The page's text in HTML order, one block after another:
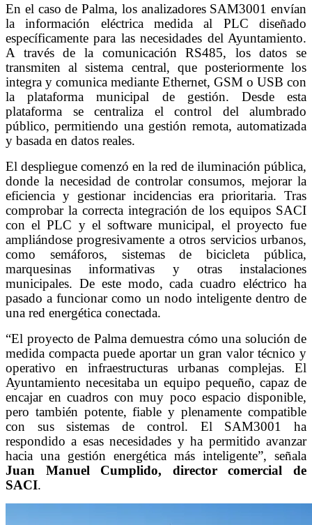
En el caso de Palma, los analizadores SAM3001 envían
la información eléctrica medida al PLC diseñado
específicamente para las necesidades del Ayuntamiento.
A través de la comunicación RS485, los datos se
transmiten al sistema central, que posteriormente los
integra y comunica mediante Ethernet, GSM o USB con
la plataforma municipal de gestión. Desde esta
plataforma se centraliza el control del alumbrado
público, permitiendo una gestión remota, automatizada
y basada en datos reales.
El despliegue comenzó en la red de iluminación pública,
donde la necesidad de controlar consumos, mejorar la
eficiencia y gestionar incidencias era prioritaria. Tras
comprobar la correcta integración de los equipos SACI
con el PLC y el software municipal, el proyecto fue
ampliándose progresivamente a otros servicios urbanos,
como semáforos, sistemas de bicicleta pública,
marquesinas informativas y otras instalaciones
municipales. De este modo, cada cuadro eléctrico ha
pasado a funcionar como un nodo inteligente dentro de
una red energética conectada.
“El proyecto de Palma demuestra cómo una solución de
medida compacta puede aportar un gran valor técnico y
operativo en infraestructuras urbanas complejas. El
Ayuntamiento necesitaba un equipo pequeño, capaz de
encajar en cuadros con muy poco espacio disponible,
pero también potente, fiable y plenamente compatible
con sus sistemas de control. El SAM3001 ha
respondido a esas necesidades y ha permitido avanzar
hacia una gestión energética más inteligente”, señala
Juan Manuel Cumplido, director comercial de
SACI.